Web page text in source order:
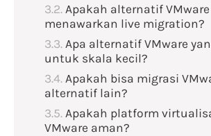
Apakah alternatif VMware
menawarkan live migration?
Apa alternatif VMware
untuk skala kecil?
Apakah bisa migrasi
alternatif lain?
Apakah platform
VMware aman?